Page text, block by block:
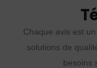
Chaque avis est
solutions de
besoins